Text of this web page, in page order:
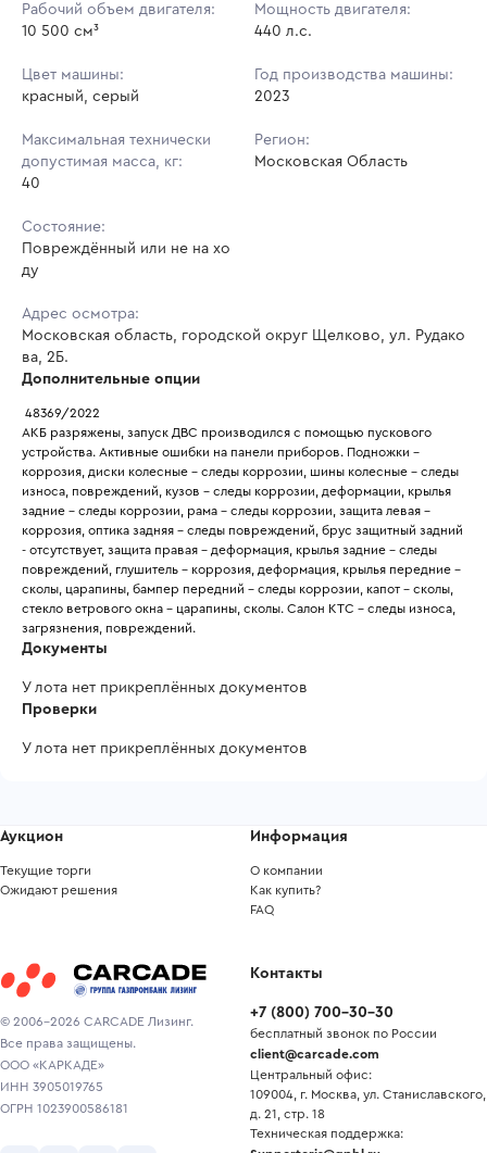
Рабочий объем двигателя:
10 500 см³
Мощность двигателя:
440 л.с.
Цвет машины:
красный, серый
Год производства машины:
2023
Максимальная технически
допустимая масса, кг:
40
Регион:
Московская Область
Состояние:
Повреждённый или не на хо
ду
Адрес осмотра:
Московская область, городской округ Щелково, ул. Рудако
ва, 2Б.
Дополнительные опции
48369/2022
АКБ разряжены, запуск ДВС производился с помощью пускового
устройства. Активные ошибки на панели приборов. Подножки -
коррозия, диски колесные - следы коррозии, шины колесные - следы
износа, повреждений, кузов - следы коррозии, деформации, крылья
задние - следы коррозии, рама - следы коррозии, защита левая -
коррозия, оптика задняя - следы повреждений, брус защитный задний
- отсутствует, защита правая - деформация, крылья задние - следы
повреждений, глушитель - коррозия, деформация, крылья передние -
сколы, царапины, бампер передний - следы коррозии, капот - сколы,
стекло ветрового окна - царапины, сколы. Салон КТС - следы износа,
загрязнения, повреждений.
Документы
У лота нет прикреплённых документов
Проверки
У лота нет прикреплённых документов
© 2006-2026 CARCADE Лизинг.
Все права защищены.
ООО «КАРКАДЕ»
ИНН 3905019765
ОГРН 1023900586181
Аукцион
Текущие торги
Ожидают решения
Информация
О компании
Как купить?
FAQ
Контакты
+7 (800) 700-30-30
бесплатный звонок по России
client@carcade.com
Центральный офис:
109004, г. Москва, ул. Станиславского,
д. 21, стр. 18
Техническая поддержка: